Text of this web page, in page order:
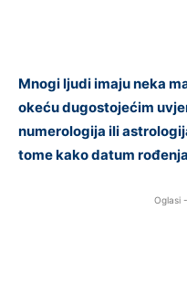
Mnogi ljudi imaju neka
okeću dugostojećim
numerologija ili
tome kako datum
Oglasi